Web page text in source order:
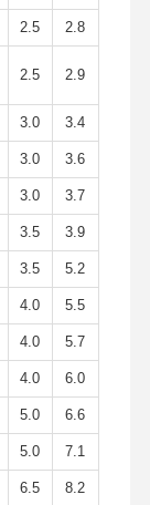
2.5 2.8
2.5 2.9
3.0 3.4
3.0 3.6
3.0 3.7
3.5 3.9
3.5 5.2
4.0 5.5
4.0 5.7
4.0 6.0
5.0 6.6
5.0 7.1
6.5 8.2